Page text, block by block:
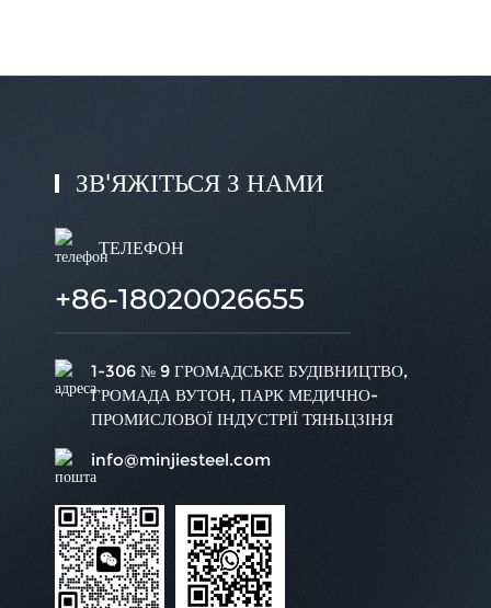
ЗВ'ЯЖІТЬСЯ З НАМИ
ТЕЛЕФОН
+86-18020026655
1-306 № 9 ГРОМАДСЬКЕ БУДІВНИЦТВО,
ГРОМАДА ВУТОН, ПАРК МЕДИЧНО-
ПРОМИСЛОВОЇ ІНДУСТРІЇ ТЯНЬЦЗІНЯ
info@minjiesteel.com